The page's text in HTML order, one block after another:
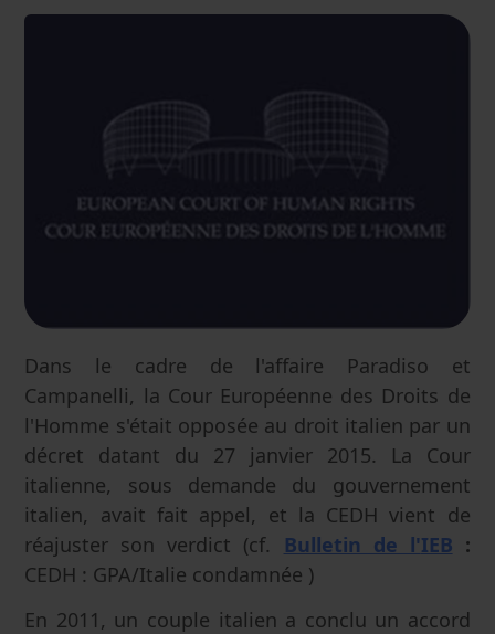
Dans le cadre de l'affaire Paradiso et
Campanelli, la Cour Européenne des Droits de
l'Homme s'était opposée au droit italien par un
décret datant du 27 janvier 2015. La Cour
italienne, sous demande du gouvernement
italien, avait fait appel, et la CEDH vient de
réajuster son verdict (cf.
Bulletin de l'IEB :
CEDH : GPA/Italie condamnée )
En 2011, un couple italien a conclu un accord